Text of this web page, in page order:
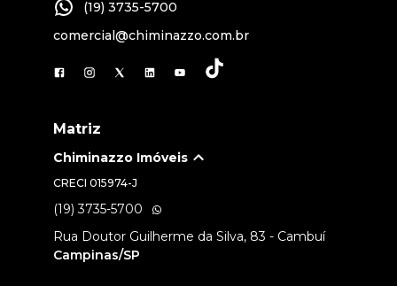
(19) 3735-5700
comercial@chiminazzo.com.br
Matriz
Chiminazzo Imóveis
CRECI 015974-J
(19) 3735-5700
Rua Doutor Guilherme da Silva, 83 - Cambuí
Campinas/SP